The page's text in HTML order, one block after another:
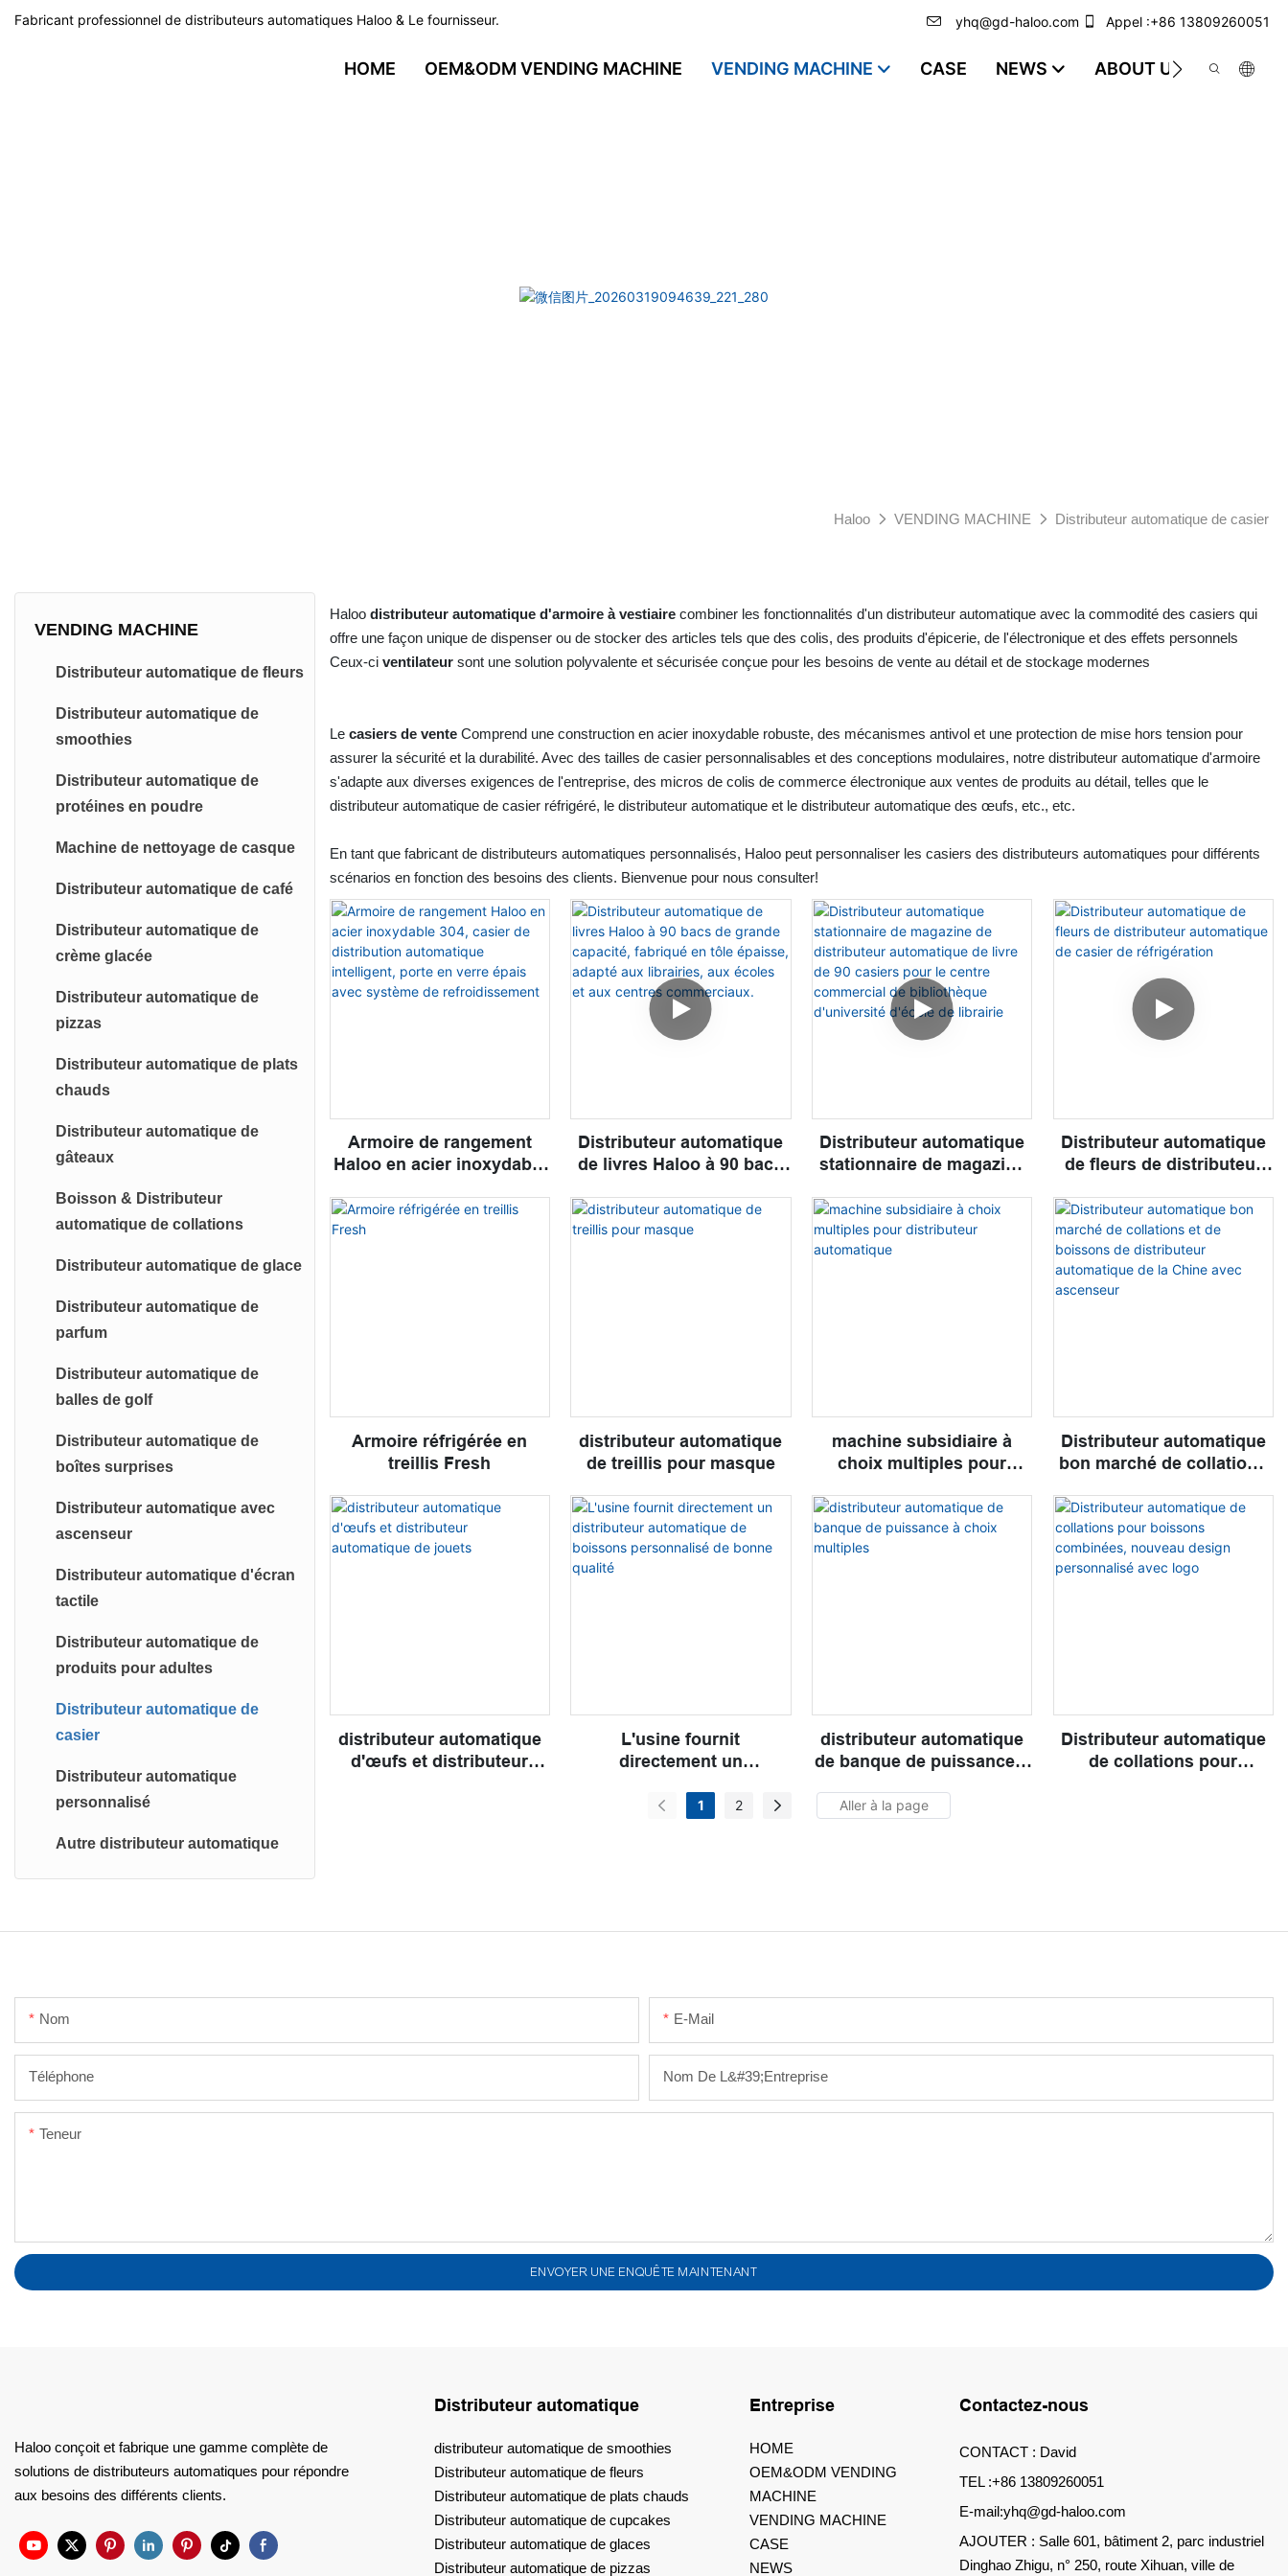
Fabricant professionnel de distributeurs automatiques Haloo & Le fournisseur. yhq@gd-haloo.com Appel :+86 13809260051
HOME OEM&ODM VENDING MACHINE VENDING MACHINE CASE NEWS ABOUT US VIDEO
Haloo VENDING MACHINE Distributeur automatique de casier
VENDING MACHINE
Distributeur automatique de fleurs
Distributeur automatique de
smoothies
Distributeur automatique de
protéines en poudre
Machine de nettoyage de casque
Distributeur automatique de café
Distributeur automatique de
crème glacée
Distributeur automatique de
pizzas
Distributeur automatique de plats
chauds
Distributeur automatique de
gâteaux
Boisson & Distributeur
automatique de collations
Distributeur automatique de glace
Distributeur automatique de
parfum
Distributeur automatique de
balles de golf
Distributeur automatique de
boîtes surprises
Distributeur automatique avec
ascenseur
Distributeur automatique d'écran
tactile
Distributeur automatique de
produits pour adultes
Distributeur automatique de
casier
Distributeur automatique
personnalisé
Autre distributeur automatique
Haloo distributeur automatique d'armoire à vestiaire combiner les fonctionnalités d'un distributeur automatique avec la commodité des casiers qui
offre une façon unique de dispenser ou de stocker des articles tels que des colis, des produits d'épicerie, de l'électronique et des effets personnels
Ceux-ci ventilateur sont une solution polyvalente et sécurisée conçue pour les besoins de vente au détail et de stockage modernes
Le casiers de vente Comprend une construction en acier inoxydable robuste, des mécanismes antivol et une protection de mise hors tension pour
assurer la sécurité et la durabilité. Avec des tailles de casier personnalisables et des conceptions modulaires, notre distributeur automatique d'armoire
s'adapte aux diverses exigences de l'entreprise, des micros de colis de commerce électronique aux ventes de produits au détail, telles que le
distributeur automatique de casier réfrigéré, le distributeur automatique et le distributeur automatique des œufs, etc., etc.
En tant que fabricant de distributeurs automatiques personnalisés, Haloo peut personnaliser les casiers des distributeurs automatiques pour différents
scénarios en fonction des besoins des clients. Bienvenue pour nous consulter!
Armoire de rangement
Haloo en acier inoxydable
automatique intelligent,
porte en verre épais avec
Distributeur automatique
de livres Haloo à 90 bacs
fabriqué en tôle épaisse,
adapté aux librairies, aux
Distributeur automatique
stationnaire de magazine
automatique de livre de 90
casiers pour le centre
commercial de
Distributeur automatique
de fleurs de distributeur
réfrigération
Armoire réfrigérée en
treillis Fresh
distributeur automatique
de treillis pour masque
machine subsidiaire à
choix multiples pour
Distributeur automatique
bon marché de collations
distributeur automatique
de la Chine avec
ascenseur
distributeur automatique
d'œufs et distributeur
L'usine fournit
directement un
de boissons personnalisé
distributeur automatique
de banque de puissance à
Distributeur automatique
de collations pour
1 2
Nom E-Mail
Téléphone Nom De L&#39;entreprise
Teneur
ENVOYER UNE ENQUÊTE MAINTENANT
Haloo conçoit et fabrique une gamme complète de
solutions de distributeurs automatiques pour répondre
aux besoins des différents clients.
Distributeur automatique
distributeur automatique de smoothies
Distributeur automatique de fleurs
Distributeur automatique de plats chauds
Distributeur automatique de cupcakes
Distributeur automatique de glaces
Distributeur automatique de pizzas
Entreprise
HOME
OEM&ODM VENDING
MACHINE
VENDING MACHINE
CASE
NEWS
Contactez-nous
CONTACT : David
TEL :+86 13809260051
E-mail:yhq@gd-haloo.com
AJOUTER : Salle 601, bâtiment 2, parc industriel
Dinghao Zhigu, n° 250, route Xihuan, ville de